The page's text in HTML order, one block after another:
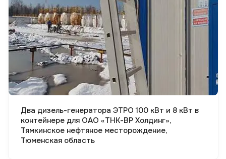
Смотреть проект
Два дизель-генератора ЭТРО 100 кВт и 8 кВт в
контейнере для ОАО «ТНК-ВР Холдинг»,
Тямкинское нефтяное месторождение,
Тюменская область